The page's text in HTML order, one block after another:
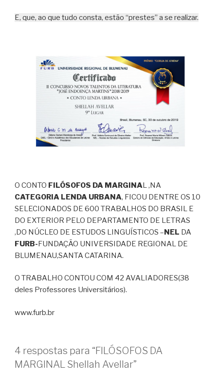
E, que, ao que tudo consta, estão “prestes” a se realizar.
O CONTO FILÓSOFOS DA MARGINAL ,NA
CATEGORIA LENDA URBANA, FICOU DENTRE OS 10
SELECIONADOS DE 600 TRABALHOS DO BRASIL E
DO EXTERIOR PELO DEPARTAMENTO DE LETRAS
,DO NÚCLEO DE ESTUDOS LINGUÍSTICOS –NEL DA
FURB-FUNDAÇÃO UNIVERSIDADE REGIONAL DE
BLUMENAU,SANTA CATARINA.
O TRABALHO CONTOU COM 42 AVALIADORES(38
deles Professores Universitários).
www.furb.br
4 respostas para “FILÓSOFOS DA
MARGINAL Shellah Avellar”